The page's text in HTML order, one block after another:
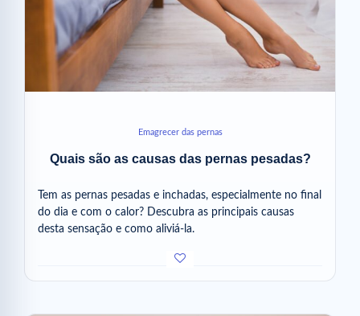
Emagrecer das pernas
Quais são as causas das pernas pesadas?
Tem as pernas pesadas e inchadas, especialmente no final
do dia e com o calor? Descubra as principais causas
desta sensação e como aliviá-la.